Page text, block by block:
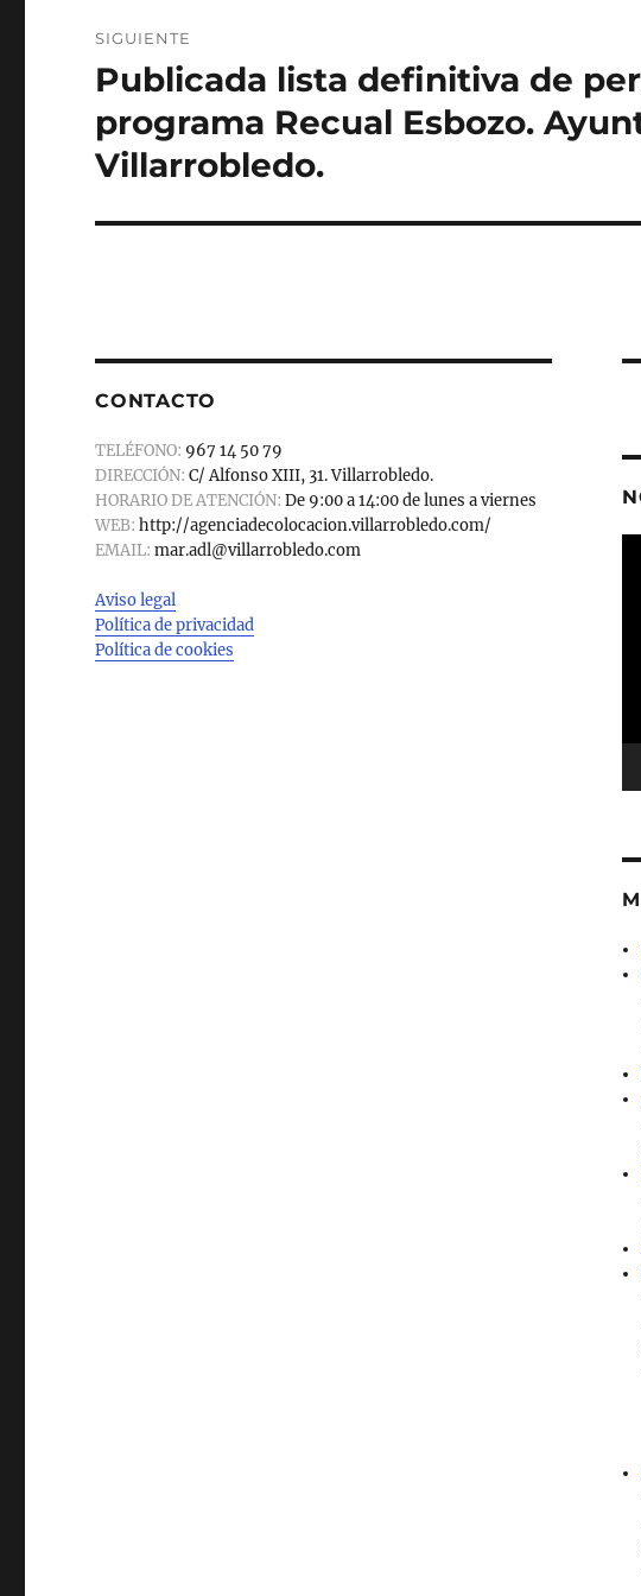
SIGUIENTE
Entrada
Publicada lista definitiva de
programa Recual Esbozo.
Villarrobledo.
CONTACTO
TELÉFONO: 967 14 50 79
DIRECCIÓN: C/ Alfonso XIII, 31. Villarrobledo.
HORARIO DE ATENCIÓN: De 9:00 a 14:00 de lunes a viernes
WEB: http://agenciadecolocacion.villarrobledo.com/
EMAIL: mar.adl@villarrobledo.com
Aviso legal
Política de privacidad
Política de cookies